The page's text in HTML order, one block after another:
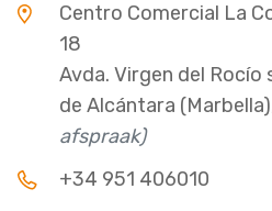
Centro Comercial La
18
Avda. Virgen del Rocío
de Alcántara
afspraak)
+34 951 406010